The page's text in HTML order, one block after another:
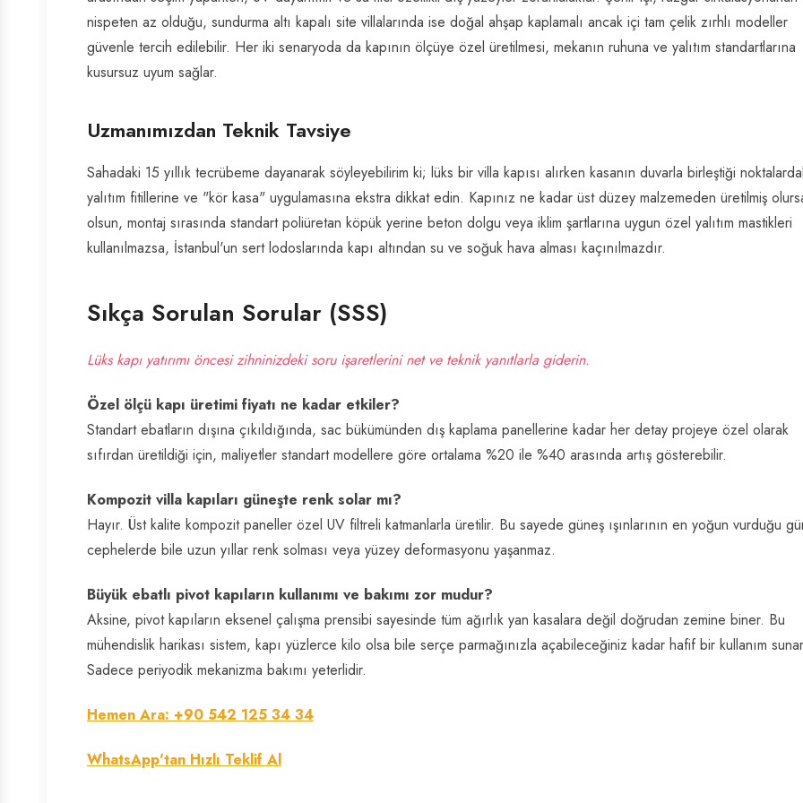
nispeten az olduğu, sundurma altı kapalı site villalarında ise doğal ahşap kaplamalı ancak içi tam çelik zırhlı modeller
güvenle tercih edilebilir. Her iki senaryoda da kapının ölçüye özel üretilmesi, mekanın ruhuna ve yalıtım standartlarına
kusursuz uyum sağlar.
Uzmanımızdan Teknik Tavsiye
Sahadaki 15 yıllık tecrübeme dayanarak söyleyebilirim ki; lüks bir villa kapısı alırken kasanın duvarla birleştiği
yalıtım fitillerine ve "kör kasa" uygulamasına ekstra dikkat edin. Kapınız ne kadar üst düzey malzemeden üretilmiş
olsun, montaj sırasında standart poliüretan köpük yerine beton dolgu veya iklim şartlarına uygun özel yalıtım mastikleri
kullanılmazsa, İstanbul'un sert lodoslarında kapı altından su ve soğuk hava alması kaçınılmazdır.
Sıkça Sorulan Sorular (SSS)
Lüks kapı yatırımı öncesi zihninizdeki soru işaretlerini net ve teknik yanıtlarla giderin.
Özel ölçü kapı üretimi fiyatı ne kadar etkiler?
Standart ebatların dışına çıkıldığında, sac bükümünden dış kaplama panellerine kadar her detay projeye özel olarak
sıfırdan üretildiği için, maliyetler standart modellere göre ortalama %20 ile %40 arasında artış gösterebilir.
Kompozit villa kapıları güneşte renk solar mı?
Hayır. Üst kalite kompozit paneller özel UV filtreli katmanlarla üretilir. Bu sayede güneş ışınlarının en yoğun vurduğu
cephelerde bile uzun yıllar renk solması veya yüzey deformasyonu yaşanmaz.
Büyük ebatlı pivot kapıların kullanımı ve bakımı zor mudur?
Aksine, pivot kapıların eksenel çalışma prensibi sayesinde tüm ağırlık yan kasalara değil doğrudan zemine biner. Bu
mühendislik harikası sistem, kapı yüzlerce kilo olsa bile serçe parmağınızla açabileceğiniz kadar hafif bir kullanım
Sadece periyodik mekanizma bakımı yeterlidir.
Hemen Ara: +90 542 125 34 34
WhatsApp'tan Hızlı Teklif Al